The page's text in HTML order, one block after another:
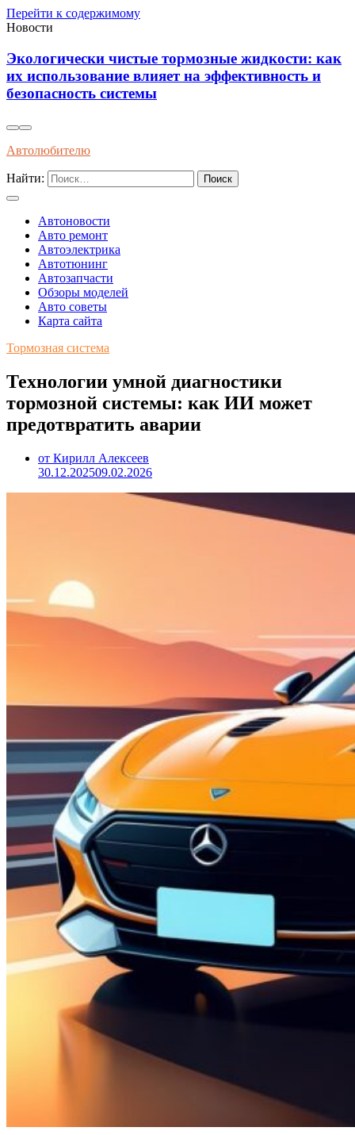
Перейти к содержимому
Новости
Экологически чистые тормозные жидкости: как
их использование влияет на эффективность и
безопасность системы
Автолюбителю
Найти:
Автоновости
Авто ремонт
Автоэлектрика
Автотюнинг
Автозапчасти
Обзоры моделей
Авто советы
Карта сайта
Тормозная система
Технологии умной диагностики
тормозной системы: как ИИ может
предотвратить аварии
от Кирилл Алексеев
30.12.202509.02.2026